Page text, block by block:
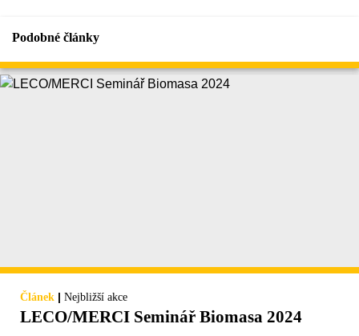
Podobné články
Článek | Nejbližší akce
LECO/MERCI Seminář Biomasa 2024